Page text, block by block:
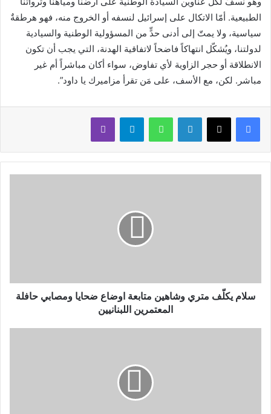
الطبيعية. أمّا الاتكال على إسرائيل لنسفه أو الخروج منه، فهو هرطقةٌ
سياسية، ولا يمتّ إلى أدنى حدٍّ من المسؤولية الوطنية والسيادية
لدولتنا، ويُشكّل انتهاكاً فاضحاً لاتفاقية الهدنة، التي يجب أن تكون
الانطلاقة أو حجر الزاوية لأي تفاوض، سواء أكان مباشراً أم غير
مباشر. لكن، مع الأسف، على مَن تقرأ مزاميرك يا داود”.
لينكدإن واتساب تيلقرام ڤايبر
سلام يكلّف متري وشاهين متابعة اوضاع ضحايا ومصابي حافلة
المعتمرين اللبنانيين